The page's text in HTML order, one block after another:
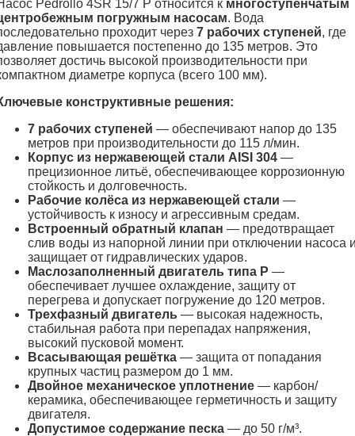
Pedrollo 4SR 15/7 P относится к многоступенчатым
погружным насосам. Вода
проходит через 7 рабочих ступеней, где
повышается постепенно до 135 метров. Это
достичь высокой производительности при
диаметре корпуса (всего 100 мм).
конструктивные решения:
7 рабочих ступеней — обеспечивают напор до 135
метров при производительности до 115 л/мин.
Корпус из нержавеющей стали AISI 304 —
прецизионное литьё, обеспечивающее коррозионную
стойкость и долговечность.
Рабочие колёса из нержавеющей стали —
устойчивость к износу и агрессивным средам.
Встроенный обратный клапан — предотвращает
слив воды из напорной линии при отключении насоса
защищает от гидравлических ударов.
Маслозаполненный двигатель типа P —
обеспечивает лучшее охлаждение, защиту от
перегрева и допускает погружение до 120 метров.
Трехфазный двигатель — высокая надежность,
стабильная работа при перепадах напряжения,
высокий пусковой момент.
Всасывающая решётка — защита от попадания
крупных частиц размером до 1 мм.
Двойное механическое уплотнение — карбон/
керамика, обеспечивающее герметичность и защиту
двигателя.
Допустимое содержание песка — до 50 г/м³.